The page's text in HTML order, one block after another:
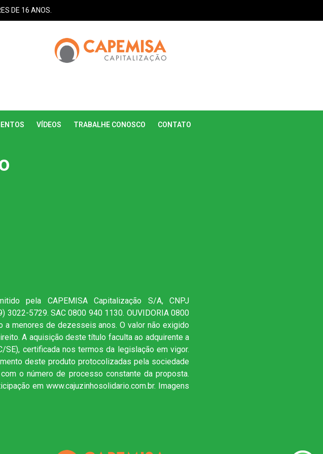
DE 16 ANOS.
VÍDEOS TRABALHE CONOSCO CONTATO
pela CAPEMISA Capitalização S/A, CNPJ
3022-5729. SAC 0800 940 1130. OUVIDORIA 0800
a menores de dezesseis anos. O valor não exigido
A aquisição deste título faculta ao adquirente a
SE), certificada nos termos da legislação em vigor.
deste produto protocolizadas pela sociedade
o número de processo constante da proposta.
em www.cajuzinhosolidario.com.br. Imagens